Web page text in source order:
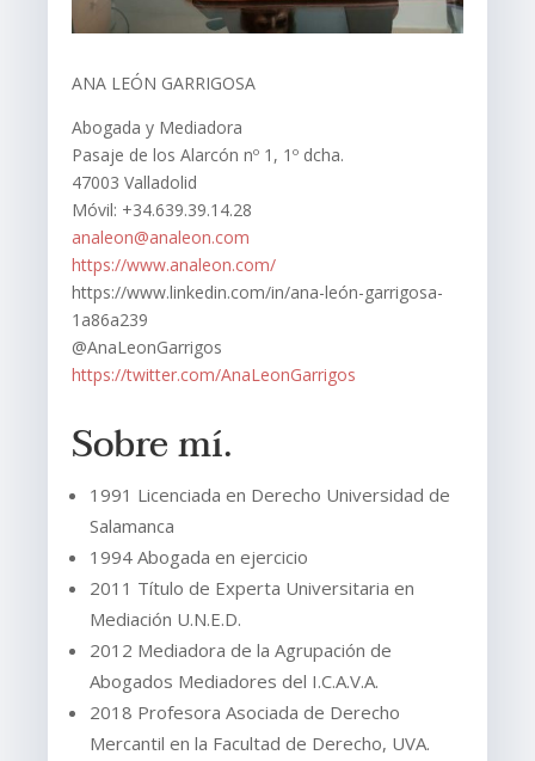
ANA LEÓN GARRIGOSA
Abogada y Mediadora
Pasaje de los Alarcón nº 1, 1º dcha.
47003 Valladolid
Móvil: +34.639.39.14.28
analeon@analeon.com
https://www.analeon.com/
https://www.linkedin.com/in/ana-león-garrigosa-
1a86a239
@AnaLeonGarrigos
https://twitter.com/AnaLeonGarrigos
Sobre mí.
1991 Licenciada en Derecho Universidad de
Salamanca
1994 Abogada en ejercicio
2011 Título de Experta Universitaria en
Mediación U.N.E.D.
2012 Mediadora de la Agrupación de
Abogados Mediadores del I.C.A.V.A.
2018 Profesora Asociada de Derecho
Mercantil en la Facultad de Derecho, UVA.